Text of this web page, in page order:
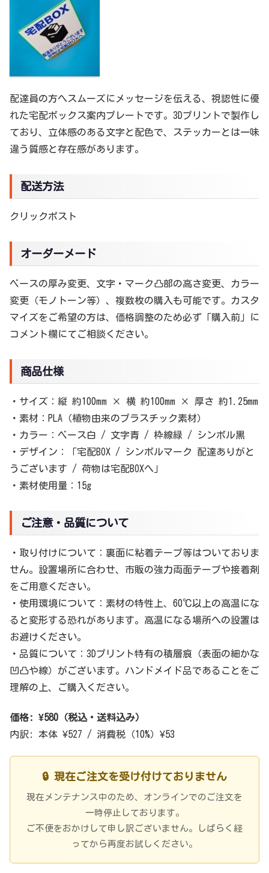
配達員の方へスムーズにメッセージを伝える、視認性に優
れた宅配ボックス案内プレートです。3Dプリントで製作し
ており、立体感のある文字と配色で、ステッカーとは一味
違う質感と存在感があります。
配送方法
クリックポスト
オーダーメード
ベースの厚み変更、文字・マーク凸部の高さ変更、カラー
変更（モノトーン等）、複数枚の購入も可能です。カスタ
マイズをご希望の方は、価格調整のため必ず「購入前」に
コメント欄にてご相談ください。
商品仕様
・サイズ：縦 約100mm × 横 約100mm × 厚さ 約1.25mm
・素材：PLA（植物由来のプラスチック素材）
・カラー：ベース白 / 文字青 / 枠線緑 / シンボル黒
・デザイン：「宅配BOX / シンボルマーク 配達ありがと
うございます / 荷物は宅配BOXへ」
・素材使用量：15g
ご注意・品質について
・取り付けについて：裏面に粘着テープ等はついておりま
せん。設置場所に合わせ、市販の強力両面テープや接着剤
をご用意ください。
・使用環境について：素材の特性上、60℃以上の高温にな
ると変形する恐れがあります。高温になる場所への設置は
お避けください。
・品質について：3Dプリント特有の積層痕（表面の細かな
凹凸や線）がございます。ハンドメイド品であることをご
理解の上、ご購入ください。
価格: ¥580（税込・送料込み）
内訳: 本体 ¥527 / 消費税（10%）¥53
🔒 現在ご注文を受け付けておりません
現在メンテナンス中のため、オンラインでのご注文を
一時停止しております。
ご不便をおかけして申し訳ございません。しばらく経
ってから再度お試しください。